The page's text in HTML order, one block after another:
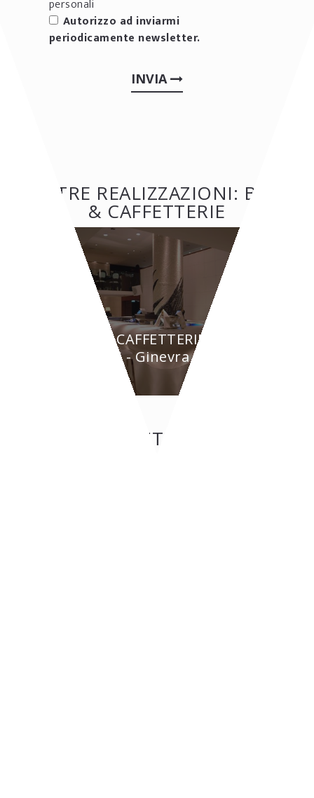
personali
Autorizzo ad inviarmi
periodicamente newsletter.
INVIA
ALTRE REALIZZAZIONI: BAR
& CAFFETTERIE
BAR & CAFFETTERIE
BYPASS - Ginevra
CONTATTI